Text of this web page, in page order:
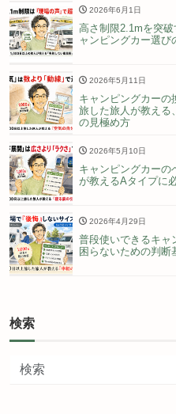
2026年6月1日
高さ制限2.1mを突
ャンピングカー選び
2026年5月11日
キャンピングカーの
旅した旅人が教える
の見極め方
2026年5月10日
キャンピングカーの
が教えるAタイプに
2026年4月29日
普段使いできるキャ
困らないための判断
検索